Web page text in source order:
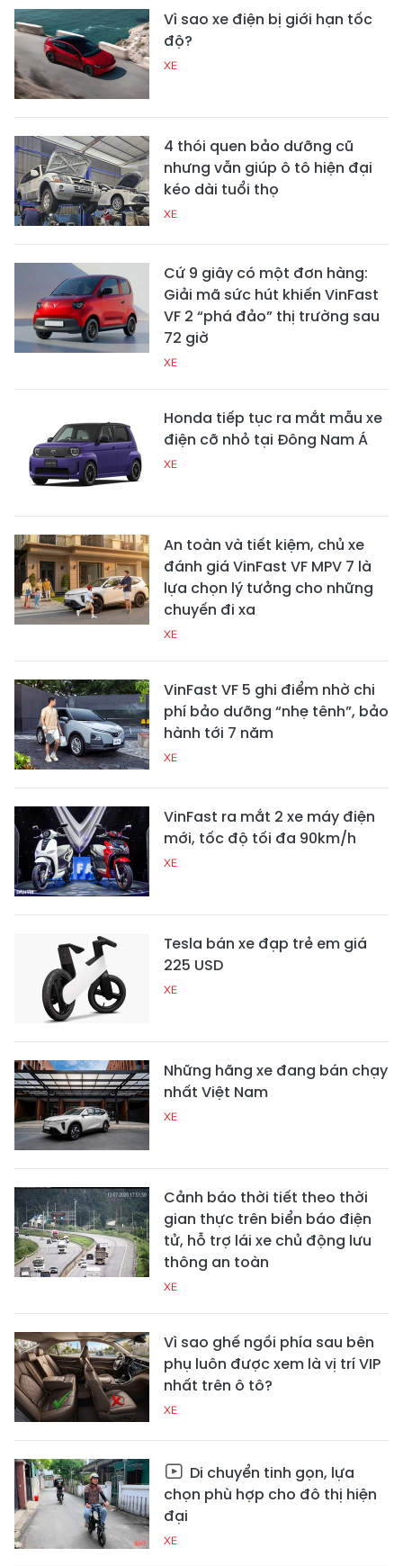
Vì sao xe điện bị giới hạn tốc
độ?
XE
4 thói quen bảo dưỡng cũ
nhưng vẫn giúp ô tô hiện đại
kéo dài tuổi thọ
XE
Cứ 9 giây có một đơn hàng:
Giải mã sức hút khiến VinFast
VF 2 “phá đảo” thị trường sau
72 giờ
XE
Honda tiếp tục ra mắt mẫu xe
điện cỡ nhỏ tại Đông Nam Á
XE
An toàn và tiết kiệm, chủ xe
đánh giá VinFast VF MPV 7 là
lựa chọn lý tưởng cho những
chuyến đi xa
XE
VinFast VF 5 ghi điểm nhờ chi
phí bảo dưỡng “nhẹ tênh”, bảo
hành tới 7 năm
XE
VinFast ra mắt 2 xe máy điện
mới, tốc độ tối đa 90km/h
XE
Tesla bán xe đạp trẻ em giá
225 USD
XE
Những hãng xe đang bán chạy
nhất Việt Nam
XE
Cảnh báo thời tiết theo thời
gian thực trên biển báo điện
tử, hỗ trợ lái xe chủ động lưu
thông an toàn
XE
Vì sao ghế ngồi phía sau bên
phụ luôn được xem là vị trí VIP
nhất trên ô tô?
XE
Di chuyển tinh gọn, lựa
chọn phù hợp cho đô thị hiện
đại
XE